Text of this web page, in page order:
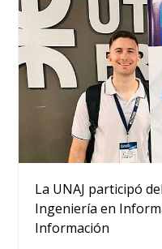
La UNAJ participó
Ingeniería en
Información